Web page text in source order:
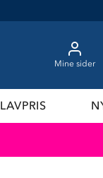
Mine sider
LAVPRIS